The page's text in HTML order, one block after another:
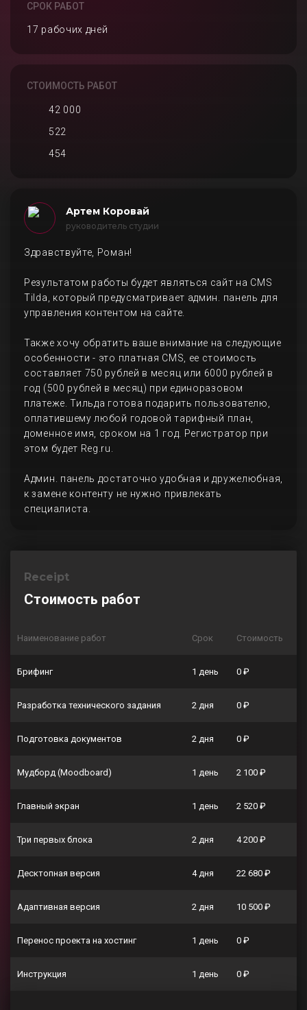
СРОК РАБОТ
17 рабочих дней
СТОИМОСТЬ РАБОТ
42 000
522
454
Артем Коровай
руководитель студии
Здравствуйте, Роман!
Результатом работы будет являться сайт на CMS
Tilda, который предусматривает админ. панель для
управления контентом на сайте.
Также хочу обратить ваше внимание на следующие
особенности - это платная CMS, ее стоимость
составляет 750 рублей в месяц или 6000 рублей в
год (500 рублей в месяц) при единоразовом
платеже. Тильда готова подарить пользователю,
оплатившему любой годовой тарифный план,
доменное имя, сроком на 1 год. Регистратор при
этом будет Reg.ru.
Админ. панель достаточно удобная и дружелюбная,
к замене контенту не нужно привлекать
специалиста.
Receipt
Стоимость работ
Наименование работ Срок Стоимость
Брифинг 1 день 0 ₽
Разработка технического задания 2 дня 0 ₽
Подготовка документов 2 дня 0 ₽
Мудборд (Moodboard) 1 день 2 100 ₽
Главный экран 1 день 2 520 ₽
Три первых блока 2 дня 4 200 ₽
Десктопная версия 4 дня 22 680 ₽
Адаптивная версия 2 дня 10 500 ₽
Перенос проекта на хостинг 1 день 0 ₽
Инструкция 1 день 0 ₽